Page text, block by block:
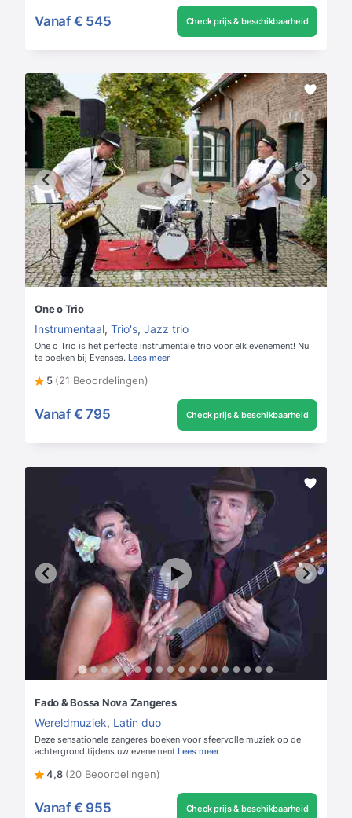
Vanaf € 545 Check prijs & beschikbaarheid
One o Trio
Instrumentaal, Trio's, Jazz trio
One o Trio is het perfecte instrumentale trio voor elk evenement! Nu
te boeken bij Evenses. Lees meer
5 (21 Beoordelingen)
Vanaf € 795 Check prijs & beschikbaarheid
Fado & Bossa Nova Zangeres
Wereldmuziek, Latin duo
Deze sensationele zangeres boeken voor sfeervolle muziek op de
achtergrond tijdens uw evenement Lees meer
4,8 (20 Beoordelingen)
Vanaf € 955 Check prijs & beschikbaarheid